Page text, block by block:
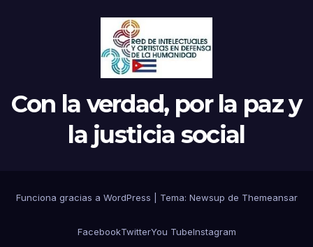
Con la verdad, por la paz y
la justicia social
Funciona gracias a WordPress Tema: Newsup de Themeansar
FacebookTwitterYou TubeInstagram